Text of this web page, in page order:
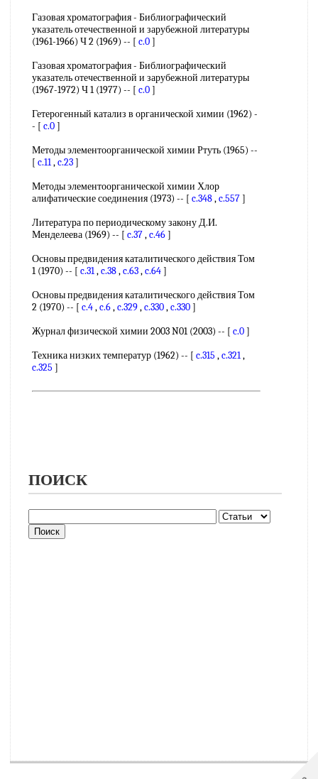
Газовая хроматография - Библиографический
указатель отечественной и зарубежной литературы
(1961-1966) Ч 2 (1969) -- [ c.0]
Газовая хроматография - Библиографический
указатель отечественной и зарубежной литературы
(1967-1972) Ч 1 (1977) -- [ c.0]
Гетерогенный катализ в органической химии (1962) -
- [ c.0]
Методы элементоорганической химии Ртуть (1965) --
[ c.11,c.23]
Методы элементоорганической химии Хлор
алифатические соединения (1973) -- [ c.348,c.557]
Литература по периодическому закону Д.И.
Менделеева (1969) -- [ c.37,c.46]
Основы предвидения каталитического действия Том
1 (1970) -- [ c.31,c.38,c.63,c.64]
Основы предвидения каталитического действия Том
2 (1970) -- [ c.4,c.6,c.329,c.330,c.330]
Журнал физической химии 2003 N01 (2003) -- [ c.0]
Техника низких температур (1962) -- [ c.315 ,c.321,
c.325 ]
ПОИСК